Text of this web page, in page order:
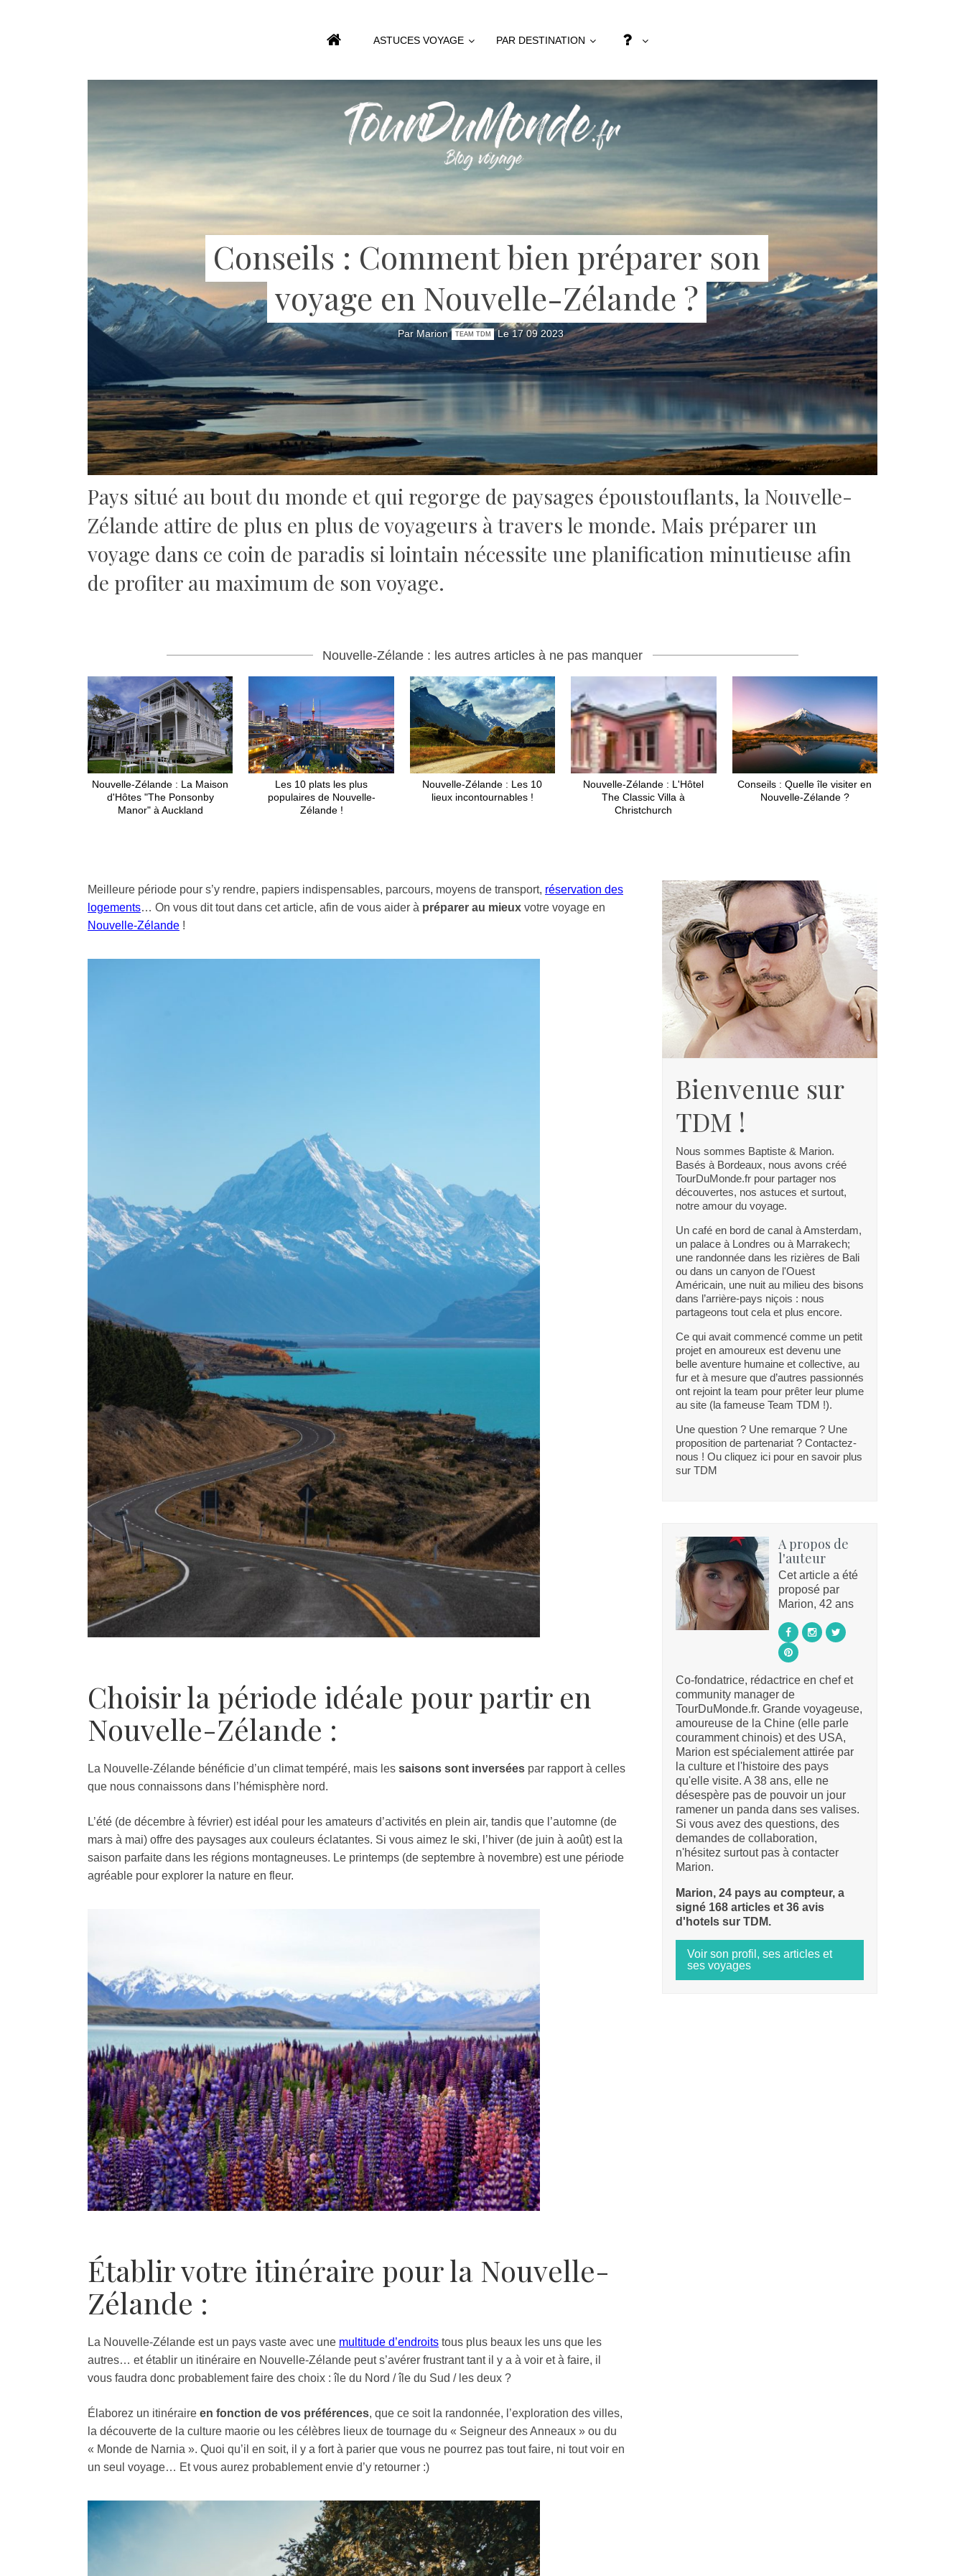
ASTUCES VOYAGE PAR DESTINATION
Conseils : Comment bien préparer son
voyage en Nouvelle-Zélande ?
Par Marion TEAM TDM Le 17 09 2023
Pays situé au bout du monde et qui regorge de paysages époustouflants, la Nouvelle-
Zélande attire de plus en plus de voyageurs à travers le monde. Mais préparer un
voyage dans ce coin de paradis si lointain nécessite une planification minutieuse afin
de profiter au maximum de son voyage.
Nouvelle-Zélande : les autres articles à ne pas manquer
Nouvelle-Zélande : La Maison
d'Hôtes "The Ponsonby
Manor" à Auckland
Les 10 plats les plus
populaires de Nouvelle-
Zélande !
Nouvelle-Zélande : Les 10
lieux incontournables !
Nouvelle-Zélande : L'Hôtel
The Classic Villa à
Christchurch
Conseils : Quelle île visiter en
Nouvelle-Zélande ?
Meilleure période pour s’y rendre, papiers indispensables, parcours, moyens de transport, réservation des
logements… On vous dit tout dans cet article, afin de vous aider à préparer au mieux votre voyage en
Nouvelle-Zélande !
Choisir la période idéale pour partir en
Nouvelle-Zélande :
La Nouvelle-Zélande bénéficie d’un climat tempéré, mais les saisons sont inversées par rapport à celles
que nous connaissons dans l’hémisphère nord.
L’été (de décembre à février) est idéal pour les amateurs d’activités en plein air, tandis que l’automne (de
mars à mai) offre des paysages aux couleurs éclatantes. Si vous aimez le ski, l’hiver (de juin à août) est la
saison parfaite dans les régions montagneuses. Le printemps (de septembre à novembre) est une période
agréable pour explorer la nature en fleur.
Établir votre itinéraire pour la Nouvelle-
Zélande :
La Nouvelle-Zélande est un pays vaste avec une multitude d’endroits tous plus beaux les uns que les
autres… et établir un itinéraire en Nouvelle-Zélande peut s’avérer frustrant tant il y a à voir et à faire, il
vous faudra donc probablement faire des choix : île du Nord / île du Sud / les deux ?
Élaborez un itinéraire en fonction de vos préférences, que ce soit la randonnée, l’exploration des villes,
la découverte de la culture maorie ou les célèbres lieux de tournage du « Seigneur des Anneaux » ou du
« Monde de Narnia ». Quoi qu’il en soit, il y a fort à parier que vous ne pourrez pas tout faire, ni tout voir en
un seul voyage… Et vous aurez probablement envie d’y retourner :)
Bienvenue sur
TDM !
Nous sommes Baptiste & Marion.
Basés à Bordeaux, nous avons créé
TourDuMonde.fr pour partager nos
découvertes, nos astuces et surtout,
notre amour du voyage.
Un café en bord de canal à Amsterdam,
un palace à Londres ou à Marrakech;
une randonnée dans les rizières de Bali
ou dans un canyon de l'Ouest
Américain, une nuit au milieu des bisons
dans l’arrière-pays niçois : nous
partageons tout cela et plus encore.
Ce qui avait commencé comme un petit
projet en amoureux est devenu une
belle aventure humaine et collective, au
fur et à mesure que d’autres passionnés
ont rejoint la team pour prêter leur plume
au site (la fameuse Team TDM !).
Une question ? Une remarque ? Une
proposition de partenariat ? Contactez-
nous ! Ou cliquez ici pour en savoir plus
sur TDM
A propos de
l'auteur
Cet article a été
proposé par
Marion, 42 ans
Co-fondatrice, rédactrice en chef et
community manager de
TourDuMonde.fr. Grande voyageuse,
amoureuse de la Chine (elle parle
couramment chinois) et des USA,
Marion est spécialement attirée par
la culture et l'histoire des pays
qu'elle visite. A 38 ans, elle ne
désespère pas de pouvoir un jour
ramener un panda dans ses valises.
Si vous avez des questions, des
demandes de collaboration,
n'hésitez surtout pas à contacter
Marion.
Marion, 24 pays au compteur, a
signé 168 articles et 36 avis
d'hotels sur TDM.
Voir son profil, ses articles et
ses voyages